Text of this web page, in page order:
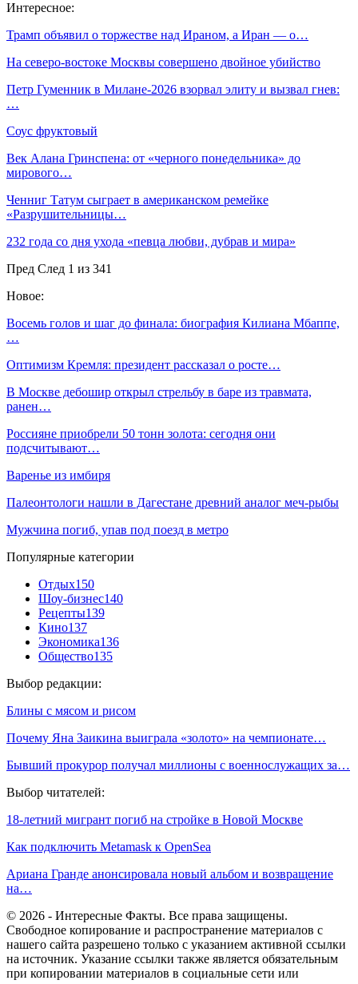
Интересное:
Трамп объявил о торжестве над Ираном, а Иран — о…
На северо-востоке Москвы совершено двойное убийство
Петр Гуменник в Милане-2026 взорвал элиту и вызвал гнев:
…
Соус фруктовый
Век Алана Гринспена: от «черного понедельника» до
мирового…
Ченниг Татум сыграет в американском ремейке
«Разрушительницы…
232 года со дня ухода «певца любви, дубрав и мира»
Пред След 1 из 341
Новое:
Восемь голов и шаг до финала: биография Килиана Мбаппе,
…
Оптимизм Кремля: президент рассказал о росте…
В Москве дебошир открыл стрельбу в баре из травмата,
ранен…
Россияне приобрели 50 тонн золота: сегодня они
подсчитывают…
Варенье из имбиря
Палеонтологи нашли в Дагестане древний аналог меч-рыбы
Мужчина погиб, упав под поезд в метро
Популярные категории
Отдых150
Шоу-бизнес140
Рецепты139
Кино137
Экономика136
Общество135
Выбор редакции:
Блины с мясом и рисом
Почему Яна Заикина выиграла «золото» на чемпионате…
Бывший прокурор получал миллионы с военнослужащих за…
Выбор читателей:
18-летний мигрант погиб на стройке в Новой Москве
Как подключить Metamask к OpenSea
Ариана Гранде анонсировала новый альбом и возвращение
на…
© 2026 - Интересные Факты. Все права защищены.
Свободное копирование и распространение материалов с
нашего сайта разрешено только с указанием активной ссылки
на источник. Указание ссылки также является обязательным
при копировании материалов в социальные сети или